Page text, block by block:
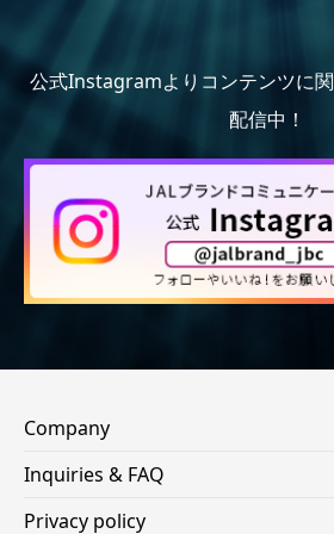
公式Instagramよりコンテンツに
配信中！
Company
Inquiries & FAQ
Privacy policy